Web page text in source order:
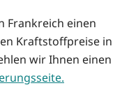
Frankreich einen
Kraftstoffpreise in
wir Ihnen einen